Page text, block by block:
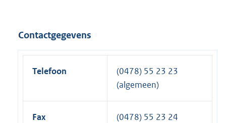
Contactgegevens
Telefoon
(0478) 55 23 23
(algemeen)
Fax (0478) 55 23 24